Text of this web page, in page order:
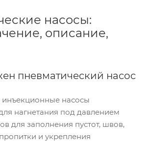
насосы:
описание,
пневматический насос
инъекционные насосы
нагнетания под давлением
для заполнения пустот, швов,
и укрепления